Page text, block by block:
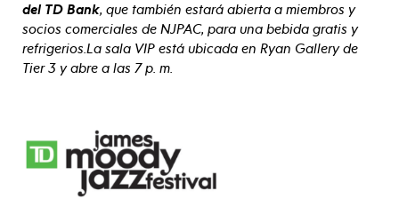
del TD Bank, que también estará abierta a miembros y
socios comerciales de NJPAC, para una bebida gratis y
refrigerios.La sala VIP está ubicada en Ryan Gallery de
Tier 3 y abre a las 7 p. m.